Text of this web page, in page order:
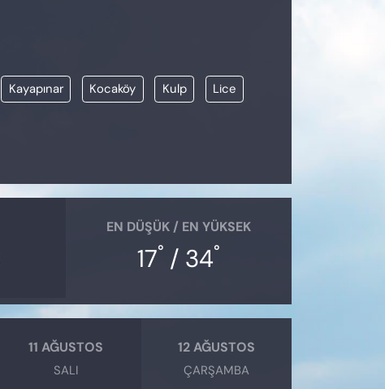
Kayapınar Kocaköy Kulp Lice
EN DÜŞÜK / EN YÜKSEK
17° / 34°
11 AĞUSTOS
SALI
12 AĞUSTOS
ÇARŞAMBA